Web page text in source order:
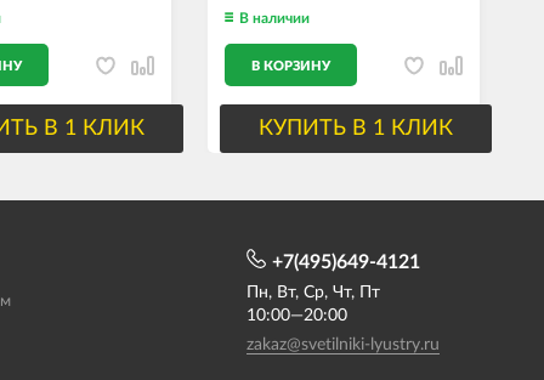
В 1 КЛИК
В наличии
В КОРЗИНУ
КУПИТЬ В 1 КЛИК
+7(495)649-4121
Пн, Вт, Ср, Чт, Пт
10:00—20:00
zakaz@svetilniki-lyustry.ru